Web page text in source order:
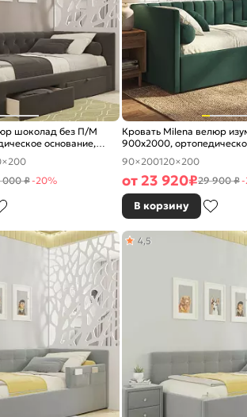
шоколад без П/М
основание,
000 ₽-20%
Кровать Milena велюр
900x2000,
90×200120×200
от 23 920₽29 900 ₽-
В корзину
4,5